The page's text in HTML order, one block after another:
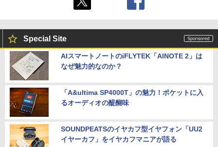
Special Site
AIスマートノートのiFLYTEK「AINOTE 2」は
なぜ魅力的なのか？
「A&ultima SP4000T」の魅力！ポケットに入
るオーディオの醍醐味
SOUNDPEATSのイヤカフ型イヤフォン「UU2
イヤーカフ」をイヤカフマニアが語る